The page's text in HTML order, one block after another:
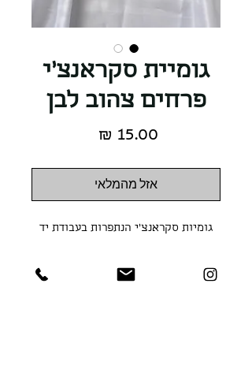
גומיית סקראנצ'י
פרחים צהוב לבן
אזל מהמלאי
גומיות סקראנצ'י הנתפרות בעבודת יד